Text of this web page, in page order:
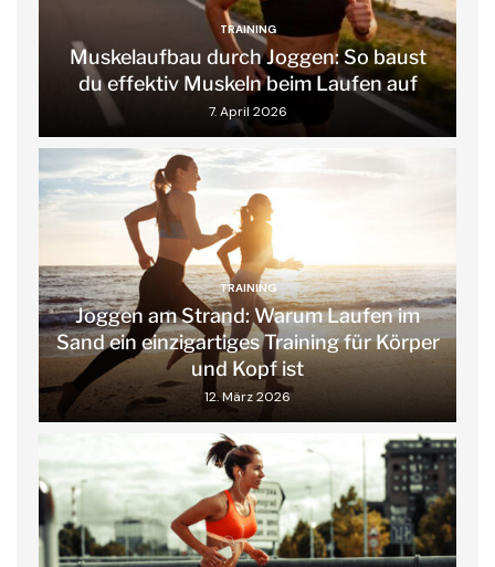
TRAINING
Muskelaufbau durch Joggen: So baust
du effektiv Muskeln beim Laufen auf
7. April 2026
TRAINING
Joggen am Strand: Warum Laufen im
Sand ein einzigartiges Training für Körper
und Kopf ist
12. März 2026